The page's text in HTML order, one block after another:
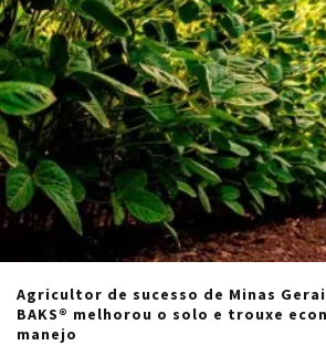
Agricultor de sucesso de Minas
BAKS® melhorou o solo e trouxe
manejo